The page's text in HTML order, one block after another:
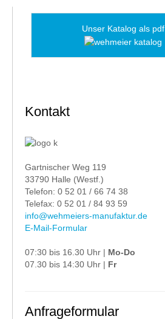
Unser Katalog als pdf
Kontakt
Gartnischer Weg 119
33790 Halle (Westf.)
Telefon: 0 52 01 / 66 74 38
Telefax: 0 52 01 / 84 93 59
info@wehmeiers-manufaktur.de
E-Mail-Formular
07:30 bis 16.30 Uhr | Mo-Do
07.30 bis 14:30 Uhr | Fr
Anfrageformular